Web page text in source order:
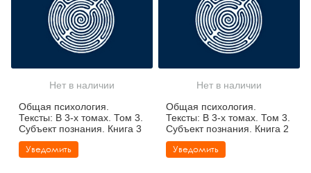
Нет в наличии
Общая психология.
Тексты: В 3-х томах. Том 3.
Субъект познания. Книга 3
Уведомить
Нет в наличии
Общая психология.
Тексты: В 3-х томах. Том 3.
Субъект познания. Книга 2
Уведомить